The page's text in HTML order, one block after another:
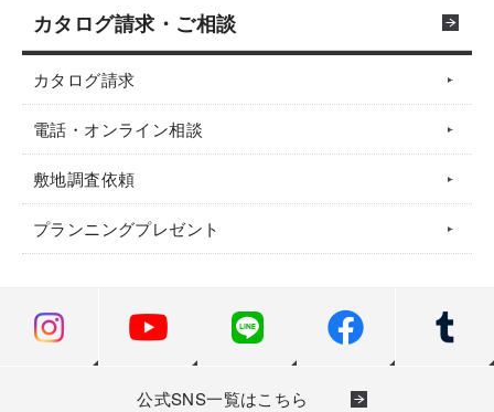
カタログ請求・ご相談
カタログ請求
電話・オンライン相談
敷地調査依頼
プランニングプレゼント
公式SNS一覧はこちら